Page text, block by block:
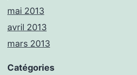
mai 2013
avril 2013
mars 2013
Catégories